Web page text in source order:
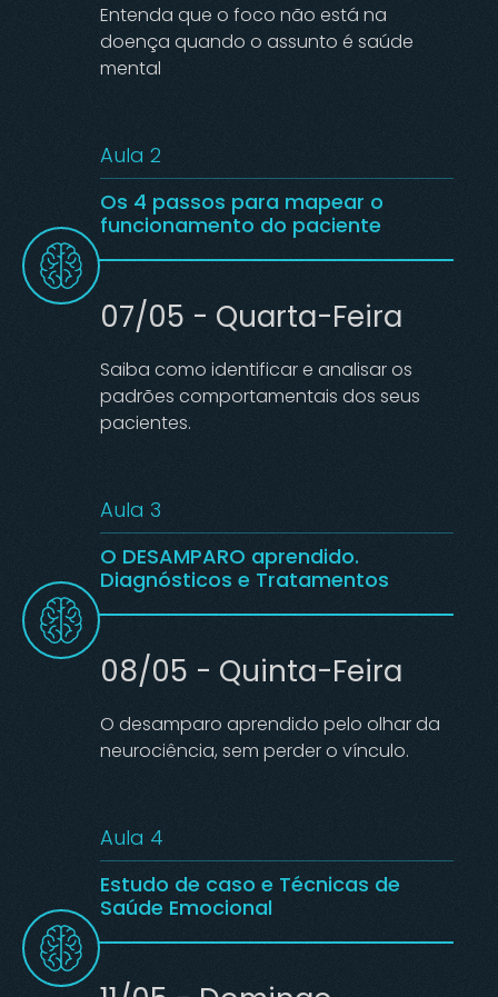
Entenda que o foco não está na
doença quando o assunto é saúde
mental
Aula 2
Os 4 passos para mapear o
funcionamento do paciente
07/05 - Quarta-Feira
Saiba como identificar e analisar os
padrões comportamentais dos seus
pacientes.
Aula 3
O DESAMPARO aprendido.
Diagnósticos e Tratamentos
08/05 - Quinta-Feira
O desamparo aprendido pelo olhar da
neurociência, sem perder o vínculo.
Aula 4
Estudo de caso e Técnicas de
Saúde Emocional